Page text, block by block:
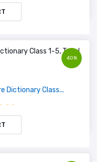
40%
Dictionary Class...